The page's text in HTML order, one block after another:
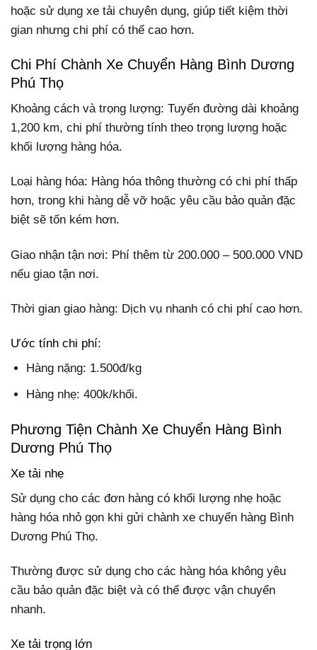
hoặc sử dụng xe tải chuyên dụng, giúp tiết kiệm thời
gian nhưng chi phí có thể cao hơn.
Chi Phí Chành Xe Chuyển Hàng Bình Dương
Phú Thọ
Khoảng cách và trọng lượng: Tuyến đường dài khoảng
1,200 km, chi phí thường tính theo trọng lượng hoặc
khối lượng hàng hóa.
Loại hàng hóa: Hàng hóa thông thường có chi phí thấp
hơn, trong khi hàng dễ vỡ hoặc yêu cầu bảo quản đặc
biệt sẽ tốn kém hơn.
Giao nhận tận nơi: Phí thêm từ 200.000 – 500.000 VND
nếu giao tận nơi.
Thời gian giao hàng: Dịch vụ nhanh có chi phí cao hơn.
Ước tính chi phí:
Hàng nặng: 1.500đ/kg
Hàng nhẹ: 400k/khối.
Phương Tiện Chành Xe Chuyển Hàng Bình
Dương Phú Thọ
Xe tải nhẹ
Sử dụng cho các đơn hàng có khối lượng nhẹ hoặc
hàng hóa nhỏ gọn khi gửi chành xe chuyển hàng Bình
Dương Phú Thọ.
Thường được sử dụng cho các hàng hóa không yêu
cầu bảo quản đặc biệt và có thể được vận chuyển
nhanh.
Xe tải trọng lớn